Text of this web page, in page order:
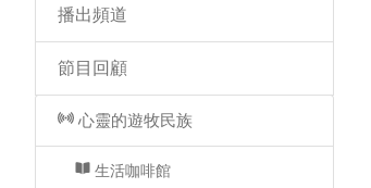
播出頻道
節目回顧
心靈的遊牧民族
生活咖啡館